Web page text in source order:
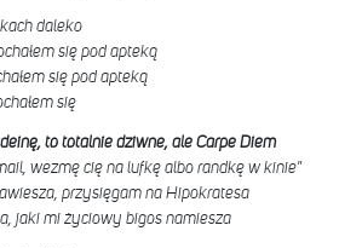
daleko
się pod apteką
się pod apteką
się
to totalnie dziwne, ale Carpe Diem
wezmę cię na lufkę albo randkę w kinie"
przysięgam na Hipokratesa
jaki mi życiowy bigos namiesza